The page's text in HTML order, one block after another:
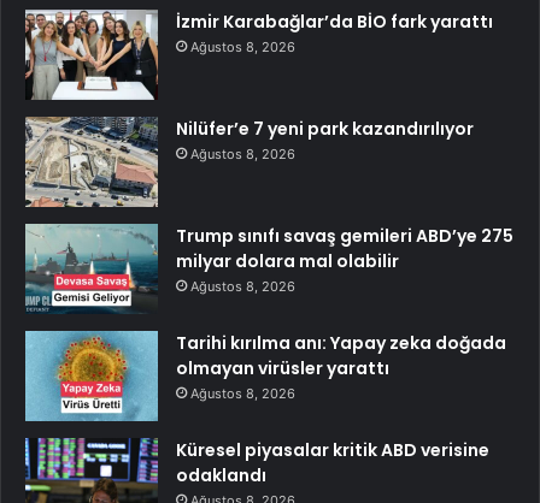
İzmir Karabağlar’da BİO fark yarattı
Ağustos 8, 2026
Nilüfer’e 7 yeni park kazandırılıyor
Ağustos 8, 2026
Trump sınıfı savaş gemileri ABD’ye 275
milyar dolara mal olabilir
Ağustos 8, 2026
Tarihi kırılma anı: Yapay zeka doğada
olmayan virüsler yarattı
Ağustos 8, 2026
Küresel piyasalar kritik ABD verisine
odaklandı